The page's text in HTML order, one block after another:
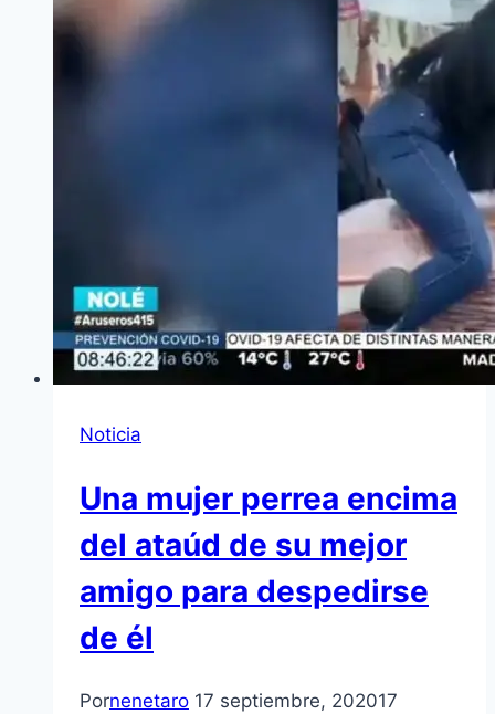
Noticia
Una mujer perrea encima
del ataúd de su mejor
amigo para despedirse
de él
Pornenetaro 17 septiembre, 202017